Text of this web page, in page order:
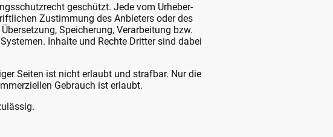
geschützt. Jede vom Urheber-
Zustimmung des Anbieters oder des
Speicherung, Verarbeitung bzw.
Inhalte und Rechte Dritter sind dabei
Seiten ist nicht erlaubt und strafbar. Nur die
Gebrauch ist erlaubt.